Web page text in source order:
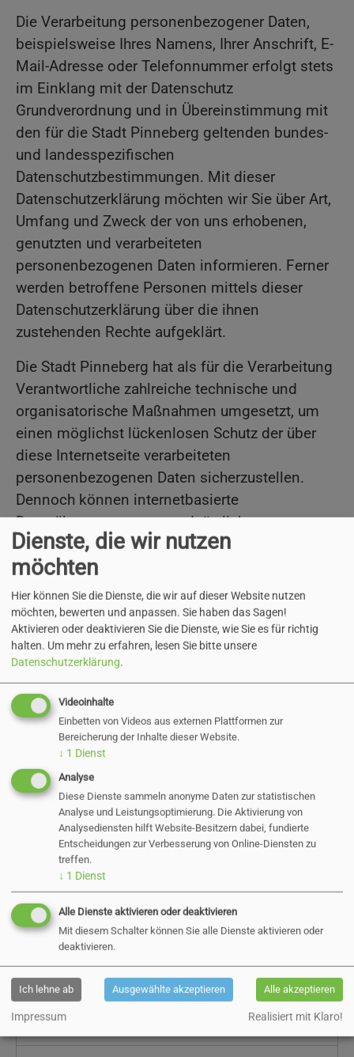
Die Verarbeitung personenbezogener Daten,
beispielsweise Ihres Namens, Ihrer Anschrift, E-
Mail-Adresse oder Telefonnummer erfolgt stets
im Einklang mit der Datenschutz
Grundverordnung und in Übereinstimmung mit
den für die Stadt Pinneberg geltenden bundes-
und landesspezifischen
Datenschutzbestimmungen. Mit dieser
Datenschutzerklärung möchten wir Sie über Art,
Umfang und Zweck der von uns erhobenen,
genutzten und verarbeiteten
personenbezogenen Daten informieren. Ferner
werden betroffene Personen mittels dieser
Datenschutzerklärung über die ihnen
zustehenden Rechte aufgeklärt.
Die Stadt Pinneberg hat als für die Verarbeitung
Verantwortliche zahlreiche technische und
organisatorische Maßnahmen umgesetzt, um
einen möglichst lückenlosen Schutz der über
diese Internetseite verarbeiteten
personenbezogenen Daten sicherzustellen.
Dennoch können internetbasierte
Datenübertragungen grundsätzlich
Sicherheitslücken aufweisen, sodass ein
absoluter Schutz nicht gewährleistet werden
kann. Aus diesem Grund steht es jeder
betroffenen Person frei, personenbezogene
Daten auch auf alternativen Wegen,
beispielsweise telefonisch, an uns zu
Für Online-Antragsverfahren unserer
Fachdienststellen sowie alle weiteren Kontakte
mit den Bürgerinnen und Bürgern, zum Beispiel
Antrags- und Genehmigungsverfahren in deren
Zusammenhang personenbezogene Daten
verarbeitet werden, werden separate
Datenschutz- und Einwilligungserklärungen im
Kontext des jeweiligen Verfahrens zur
Verfügung gestellt.
1. Begriffsbestimmung
2. Name und Anschrift der für die
Verarbeitung Verantwortlichen
Dienste, die wir nutzen
möchten
Hier können Sie die Dienste, die wir auf dieser Website nutzen
möchten, bewerten und anpassen. Sie haben das Sagen!
Aktivieren oder deaktivieren Sie die Dienste, wie Sie es für richtig
halten. Um mehr zu erfahren, lesen Sie bitte unsere
Datenschutzerklärung.
Videoinhalte
Einbetten von Videos aus externen Plattformen zur
Bereicherung der Inhalte dieser Website.
↓ 1 Dienst
Analyse
Diese Dienste sammeln anonyme Daten zur statistischen
Analyse und Leistungsoptimierung. Die Aktivierung von
Analysediensten hilft Website-Besitzern dabei, fundierte
Entscheidungen zur Verbesserung von Online-Diensten zu
treffen.
↓ 1 Dienst
Alle Dienste aktivieren oder deaktivieren
Mit diesem Schalter können Sie alle Dienste aktivieren oder
deaktivieren.
Ich lehne ab Ausgewählte akzeptieren Alle akzeptieren
Impressum Realisiert mit Klaro!